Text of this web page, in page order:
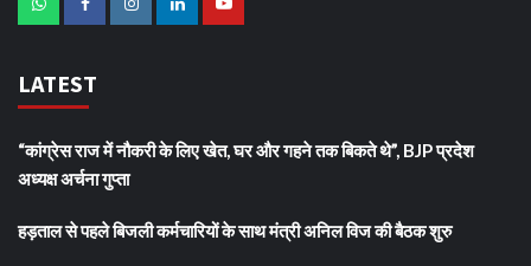
LATEST
“कांग्रेस राज में नौकरी के लिए खेत, घर और गहने तक बिकते थे”, BJP प्रदेश
अध्यक्ष अर्चना गुप्ता
हड़ताल से पहले बिजली कर्मचारियों के साथ मंत्री अनिल विज की बैठक शुरु